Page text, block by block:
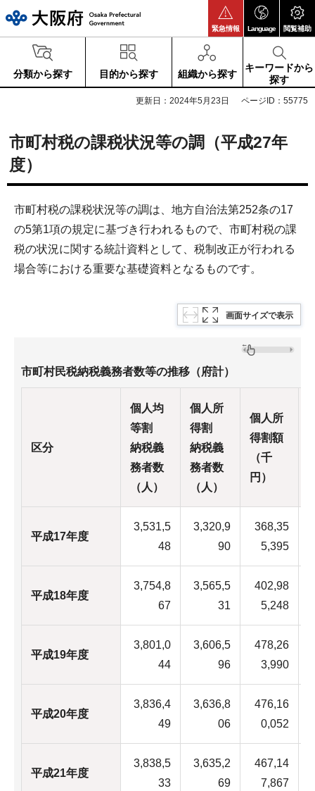
緊急情報 Language 閲覧補助
分類から探す 目的から探す 組織から探す
キーワードから
探す
更新日：2024年5月23日 ページID：55775
市町村税の課税状況等の調（平成27年
度）
市町村税の課税状況等の調は、地方自治法第252条の17
の5第1項の規定に基づき行われるもので、市町村税の課
税の状況に関する統計資料として、税制改正が行われる
場合等における重要な基礎資料となるものです。
画面サイズで表示
市町村民税納税義務者数等の推移（府計）
区分
個人均
等割
納税義
務者数
（人）
個人所
得割
納税義
務者数
（人）
個人所
得割額
（千
円）
平成17年度
3,531,5
48
3,320,9
90
368,35
5,395
平成18年度
3,754,8
67
3,565,5
31
402,98
5,248
平成19年度
3,801,0
44
3,606,5
96
478,26
3,990
平成20年度
3,836,4
49
3,636,8
06
476,16
0,052
平成21年度
3,838,5
33
3,635,2
69
467,14
7,867